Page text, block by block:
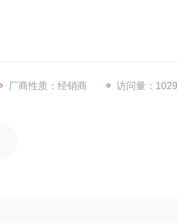
厂商性质：经销商 访问量：1029